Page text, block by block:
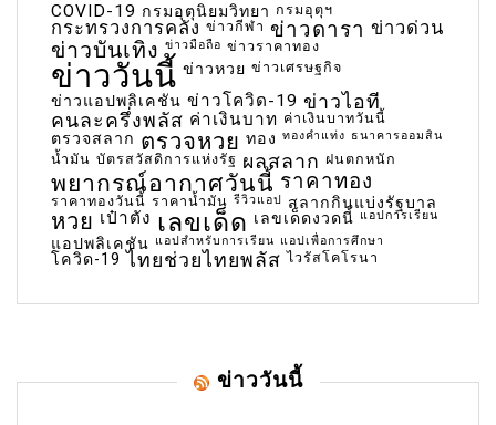
COVID-19 กรมอุตุนิยมวิทยา กรมอุตุฯ
กระทรวงการคลัง ข่าวกีฬา ข่าวดารา ข่าวด่วน
ข่าวบันเทิง ข่าวมือถือ ข่าวราคาทอง
ข่าววันนี้ ข่าวหวย ข่าวเศรษฐกิจ
ข่าวแอปพลิเคชัน ข่าวโควิด-19 ข่าวไอที
คนละครึ่งพลัส ค่าเงินบาท ค่าเงินบาทวันนี้
ตรวจสลาก ตรวจหวย ทอง ทองคำแท่ง ธนาคารออมสิน
น้ำมัน บัตรสวัสดิการแห่งรัฐ ผลสลาก ฝนตกหนัก
พยากรณ์อากาศวันนี้ ราคาทอง
ราคาทองวันนี้ ราคาน้ำมัน รีวิวแอป สลากกินแบ่งรัฐบาล
หวย เป๋าตัง เลขเด็ด เลขเด็ดงวดนี้ แอปการเรียน
แอปพลิเคชัน แอปสำหรับการเรียน แอปเพื่อการศึกษา
โควิด-19 ไทยช่วยไทยพลัส ไวรัสโคโรนา
ข่าววันนี้